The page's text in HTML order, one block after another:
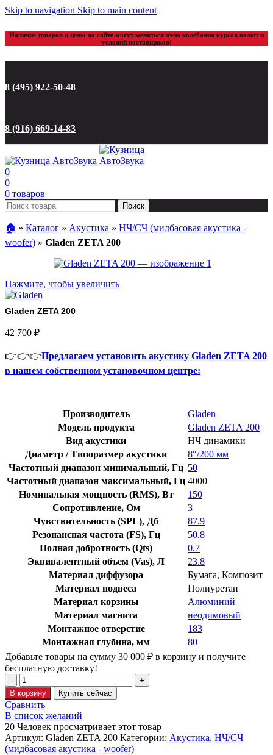
Skip to navigation Skip to main content
Наличие товаров и цены на сайте могут меняться из-за колебания курсов валют и
условий поставщиков!
8 (495) 922-50-48
8 (916) 669-14-83
0
0
0 товаров
Поиск
🏠︎ » Каталог » Акустика » НЧ/СЧ (мидбасовая акустика -
woofer) » Gladen ZETA 200
Нажмите, чтобы увеличить
Gladen ZETA 200
42 700 ₽
👉👉👉Предлагаем установить акустику Gladen ZETA 200
в нашем собственном установочном центре:
Производитель
Gladen
Модель продукта
Gladen ZETA 200
Вид акустики
НЧ динамики
Диаметр / Типоразмер акустики
8″/200 мм
Частотный диапазон минимальный, Гц 50
Частотный диапазон максимальный, Гц 4000
Номинальная мощность (RMS), Вт
150
Сопротивление, Ом
3
Чувствительность (SPL), Дб
87.9
Резонансная частота (FS), Гц
50.8
Полная добротность (Qts)
0.7
Эквивалентный объем (Vas), Л
23.8
Материал диффузора
Бумага, Композит
Материал подвеса
Полиуретан
Материал корзины
Алюминий
Материал магнита
неодимовый
Монтажное отверстие
183
Монтажная глубина, мм
80
Добавьте товары на сумму 30 000 ₽ в корзину и получите
бесплатную доставку!
В корзину Купить сейчас
Сравнить
В список желаний
20 Человек просматривает этот товар
Артикул: Gladen ZETA 200 Категории: Акустика, НЧ/СЧ
(мидбасовая акустика - woofer)